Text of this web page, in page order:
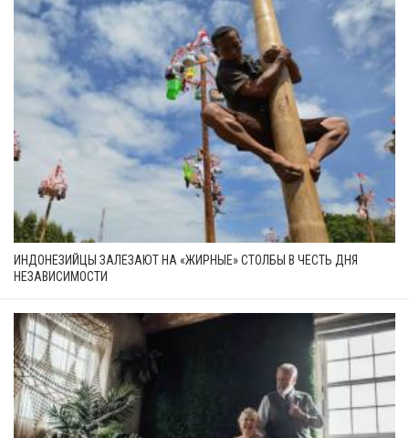
ИНДОНЕЗИЙЦЫ ЗАЛЕЗАЮТ НА «ЖИРНЫЕ» СТОЛБЫ В ЧЕСТЬ ДНЯ
НЕЗАВИСИМОСТИ